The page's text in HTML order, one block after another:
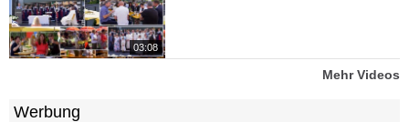
03:08
Mehr Videos
Werbung